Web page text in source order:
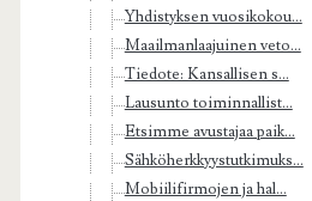
Yhdistyksen vuosikokou...
Maailmanlaajuinen veto...
Tiedote: Kansallisen s...
Lausunto toiminnallist...
Etsimme avustajaa paik...
Sähköherkkyystutkimuks...
Mobiilifirmojen ja hal...